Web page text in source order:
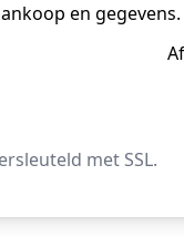
en gegevens.
met SSL.